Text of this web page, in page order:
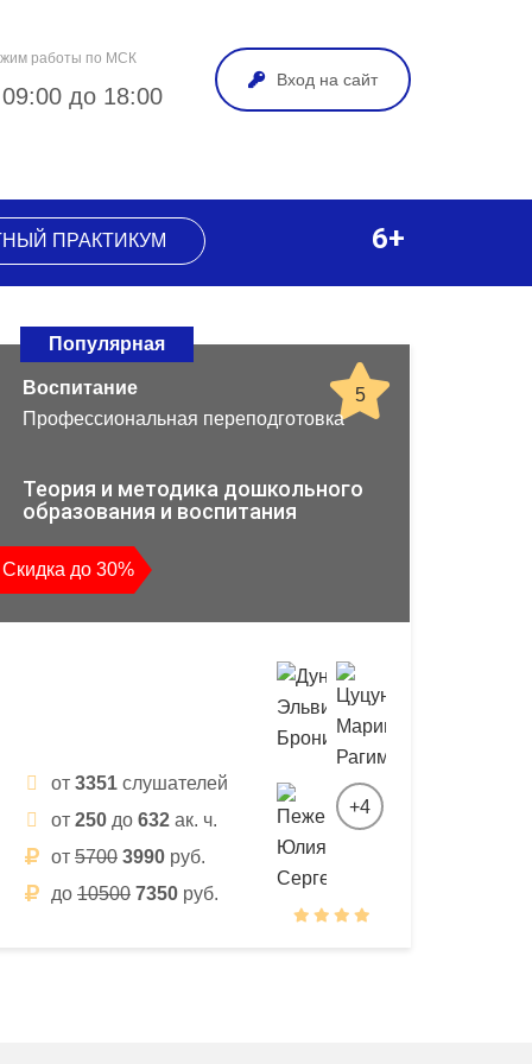
работы по МСК
до 18:00
Вход на сайт
ПРАКТИКУМ 6+
Популярная
5
Воспитание
Профессиональная переподготовка
Теория и методика дошкольного
образования и воспитания
Скидка до 30%
от 3351 слушателей
от 250 до 632 ак. ч.
от 5700 3990 руб.
до 10500 7350 руб.
+4